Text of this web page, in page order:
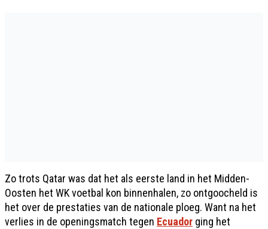
Zo trots Qatar was dat het als eerste land in het Midden-
Oosten het WK voetbal kon binnenhalen, zo ontgoocheld is
het over de prestaties van de nationale ploeg. Want na het
verlies in de openingsmatch tegen Ecuador ging het